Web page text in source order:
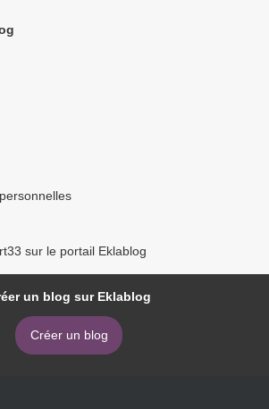
sur le portail Eklablog
un blog sur Eklablog
Créer un blog